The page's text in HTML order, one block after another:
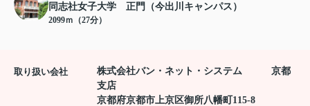
同志社女子大学 正門（今出川キャンパス）
2099ｍ（27分）
取り扱い会社
株式会社バン・ネット・システム 京都
支店
京都府京都市上京区御所八幡町115-8